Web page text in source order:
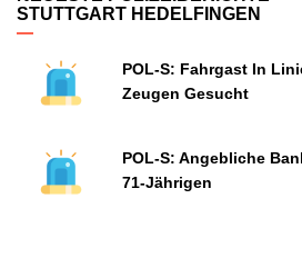
STUTTGART HEDELFINGEN
POL-S: Fahrgast In
Zeugen Gesucht
POL-S: Angebliche
71-Jährigen